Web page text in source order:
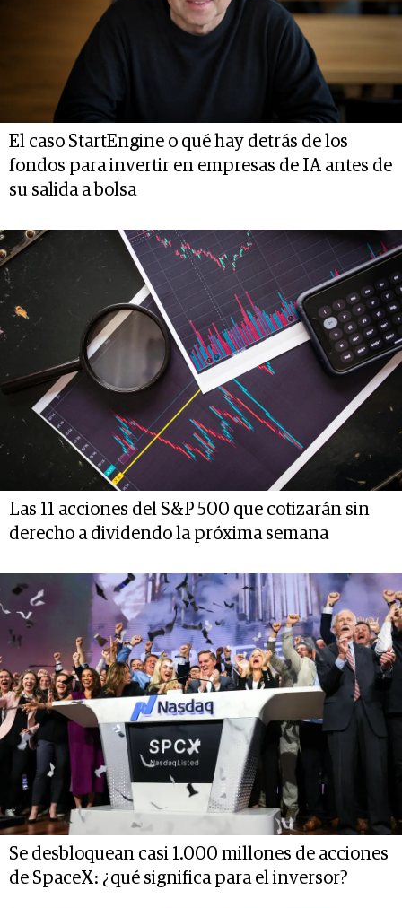
El caso StartEngine o qué hay detrás de los
fondos para invertir en empresas de IA antes de
su salida a bolsa
Las 11 acciones del S&P 500 que cotizarán sin
derecho a dividendo la próxima semana
Se desbloquean casi 1.000 millones de acciones
de SpaceX: ¿qué significa para el inversor?